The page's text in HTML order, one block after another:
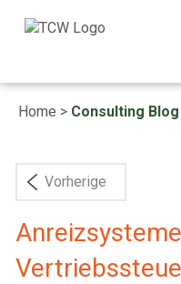
Home > Consulting Blog
Vorherige